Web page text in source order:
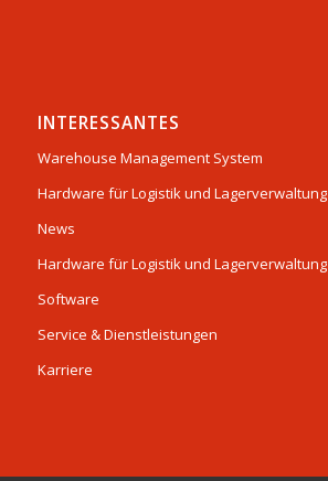
INTERESSANTES
Warehouse Management System
Hardware für Logistik und Lagerverwaltung
News
Hardware für Logistik und Lagerverwaltung
Software
Service & Dienstleistungen
Karriere